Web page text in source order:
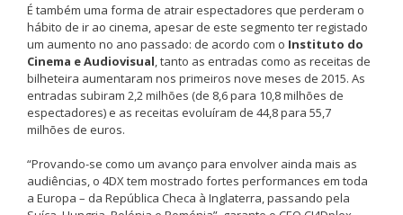
É também uma forma de atrair espectadores que perderam o
hábito de ir ao cinema, apesar de este segmento ter registado
um aumento no ano passado: de acordo com o Instituto do
Cinema e Audiovisual, tanto as entradas como as receitas de
bilheteira aumentaram nos primeiros nove meses de 2015. As
entradas subiram 2,2 milhões (de 8,6 para 10,8 milhões de
espectadores) e as receitas evoluíram de 44,8 para 55,7
milhões de euros.
“Provando-se como um avanço para envolver ainda mais as
audiências, o 4DX tem mostrado fortes performances em toda
a Europa – da República Checa à Inglaterra, passando pela